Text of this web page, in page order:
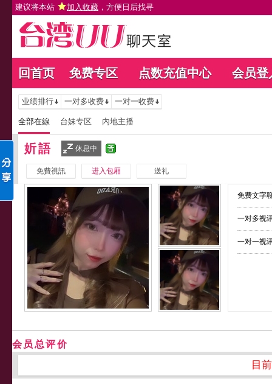
建议将本站 加入收藏 ，方便日后找寻
回首页 免费专区 点数充值中心 会员登
业绩排行 一对多收费 一对一收费
全部在線 台妹专区 內地主播
妡語 休息中
免費視訊 进入包厢 送礼
免费文字
一对多视
一对一视
会员总评价
目